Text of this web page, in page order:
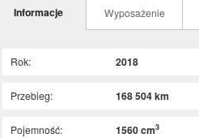
Informacje Wyposażenie
Rok: 2018
Przebieg: 168 504 km
Pojemność: 1560 cm3